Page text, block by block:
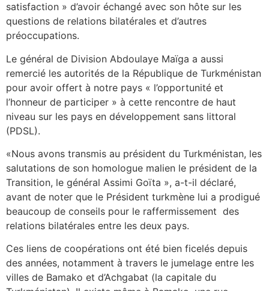
satisfaction » d’avoir échangé avec son hôte sur les
questions de relations bilatérales et d’autres
préoccupations.
Le général de Division Abdoulaye Maïga a aussi
remercié les autorités de la République de Turkménistan
pour avoir offert à notre pays « l’opportunité et
l’honneur de participer » à cette rencontre de haut
niveau sur les pays en développement sans littoral
(PDSL).
«Nous avons transmis au président du Turkménistan, les
salutations de son homologue malien le président de la
Transition, le général Assimi Goïta », a-t-il déclaré,
avant de noter que le Président turkmène lui a prodigué
beaucoup de conseils pour le raffermissement des
relations bilatérales entre les deux pays.
Ces liens de coopérations ont été bien ficelés depuis
des années, notamment à travers le jumelage entre les
villes de Bamako et d’Achgabat (la capitale du